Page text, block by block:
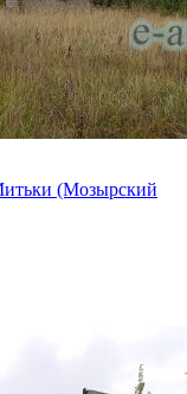
(Мозырский